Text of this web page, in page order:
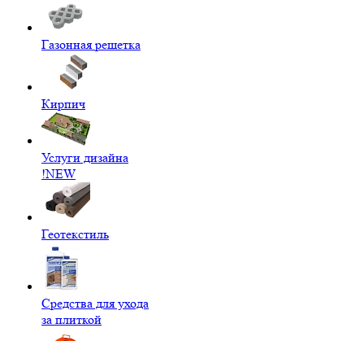
Газонная решетка
Кирпич
Услуги дизайна
!NEW
Геотекстиль
Средства для ухода
за плиткой